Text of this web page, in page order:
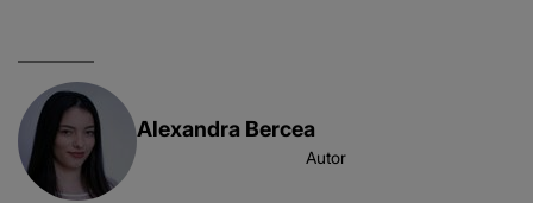
Alexandra Bercea
Autor